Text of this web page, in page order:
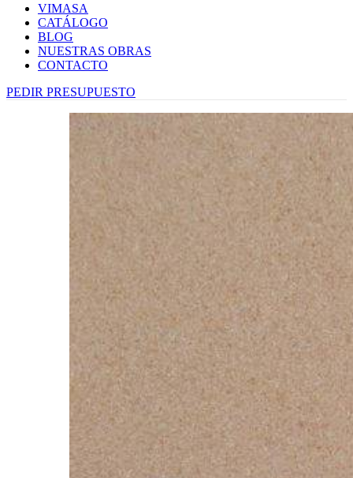
VIMASA
CATÁLOGO
BLOG
NUESTRAS OBRAS
CONTACTO
PEDIR PRESUPUESTO